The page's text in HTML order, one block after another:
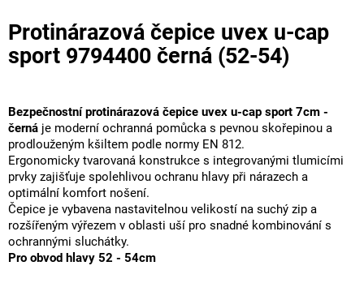
Protinárazová čepice uvex u-cap
sport 9794400 černá (52-54)
Bezpečnostní protinárazová čepice uvex u-cap sport 7cm -
černá je moderní ochranná pomůcka s pevnou skořepinou a
prodlouženým kšiltem podle normy EN 812.
Ergonomicky tvarovaná konstrukce s integrovanými tlumicími
prvky zajišťuje spolehlivou ochranu hlavy při nárazech a
optimální komfort nošení.
Čepice je vybavena nastavitelnou velikostí na suchý zip a
rozšířeným výřezem v oblasti uší pro snadné kombinování s
ochrannými sluchátky.
Pro obvod hlavy 52 - 54cm